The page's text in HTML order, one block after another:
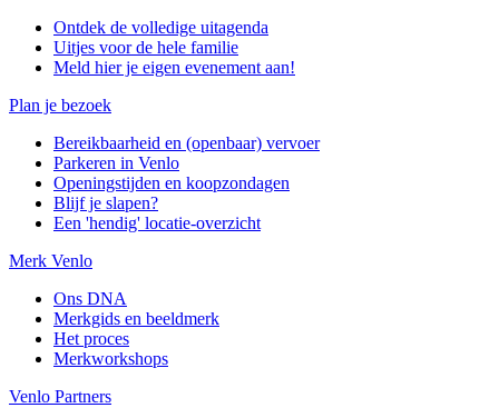
Ontdek de volledige uitagenda
Uitjes voor de hele familie
Meld hier je eigen evenement aan!
Plan je bezoek
Bereikbaarheid en (openbaar) vervoer
Parkeren in Venlo
Openingstijden en koopzondagen
Blijf je slapen?
Een 'hendig' locatie-overzicht
Merk Venlo
Ons DNA
Merkgids en beeldmerk
Het proces
Merkworkshops
Venlo Partners